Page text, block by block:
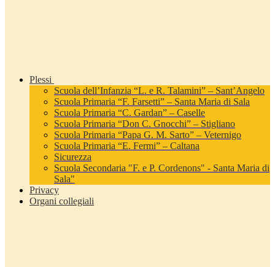
Plessi
Scuola dell’Infanzia “L. e R. Talamini” – Sant’Angelo
Scuola Primaria “F. Farsetti” – Santa Maria di Sala
Scuola Primaria “C. Gardan” – Caselle
Scuola Primaria “Don C. Gnocchi” – Stigliano
Scuola Primaria “Papa G. M. Sarto” – Veternigo
Scuola Primaria “E. Fermi” – Caltana
Sicurezza
Scuola Secondaria "F. e P. Cordenons" - Santa Maria di
Sala"
Privacy
Organi collegiali